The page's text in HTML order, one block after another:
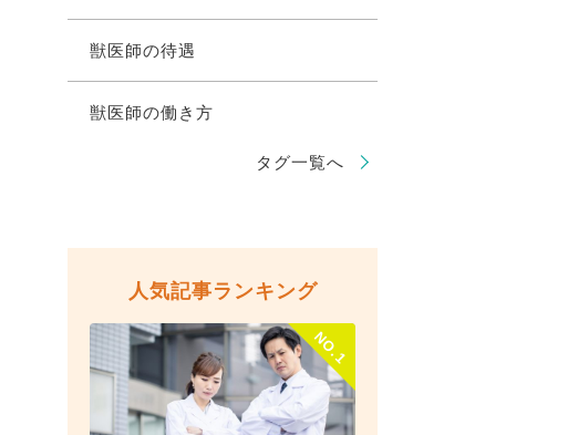
獣医師の待遇
獣医師の働き方
タグ一覧へ
人気記事ランキング
NO.1